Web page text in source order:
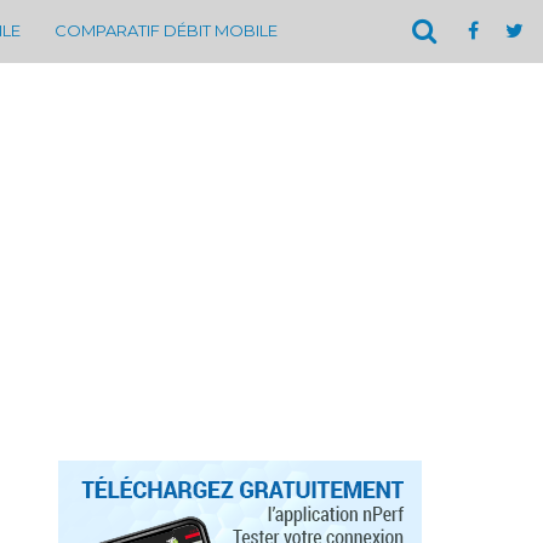
COMPARATIF DÉBIT MOBILE